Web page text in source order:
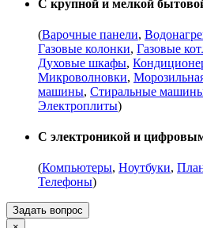
С крупной и мелкой
(Варочные панели,
Газовые колонки, Газовые
Духовые шкафы,
Микроволновки,
машины, Стиральные
Электроплиты)
С электроникой и
(Компьютеры, Ноутбуки,
Телефоны)
Задать вопрос